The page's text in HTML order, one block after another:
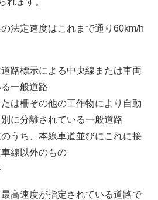
法定速度はこれまで通り60km/h
標示による中央線または車両
一般道路
柵その他の工作物により自動
に分離されている一般道路
うち、本線車道並びにこれに接
線以外のもの
高速度が指定されている道路で